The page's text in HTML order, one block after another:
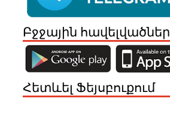
Բջջային հավելվածներ
Հետևել Ֆեյսբուքում